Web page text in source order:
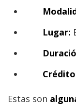
Lugar:
Estas son